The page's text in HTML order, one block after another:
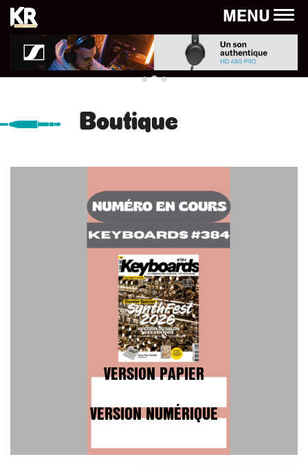
MENU
Boutique
VERSION PAPIER
VERSION NUMÉRIQUE
Panneau de gestion des cookies